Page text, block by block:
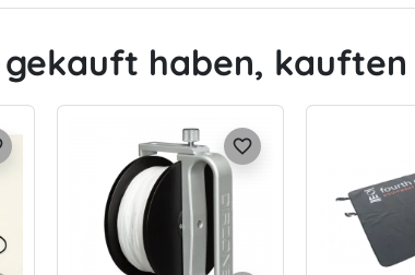
haben, kauften
favorite_border